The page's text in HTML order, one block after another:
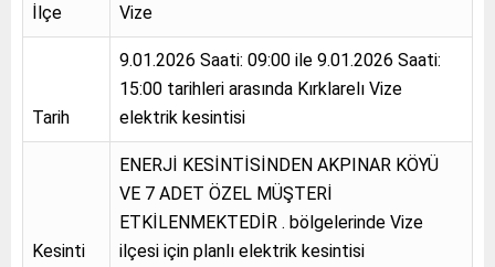
İlçe Vize
Tarih
9.01.2026 Saati: 09:00 ile 9.01.2026 Saati:
15:00 tarihleri arasında Kırklarelı Vize
elektrik kesintisi
Kesinti
ENERJİ KESİNTİSİNDEN AKPINAR KÖYÜ
VE 7 ADET ÖZEL MÜŞTERİ
ETKİLENMEKTEDİR . bölgelerinde Vize
ilçesi için planlı elektrik kesintisi